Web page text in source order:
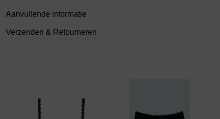
Aanvullende informatie
Verzenden & Retourneren